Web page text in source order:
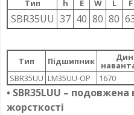
Тип h E W L F
SBR35UU 37 40 80 80
Тип Підшипник
SBR35UU LM35UU-OP 1670
• SBR35LUU –
жорсткості